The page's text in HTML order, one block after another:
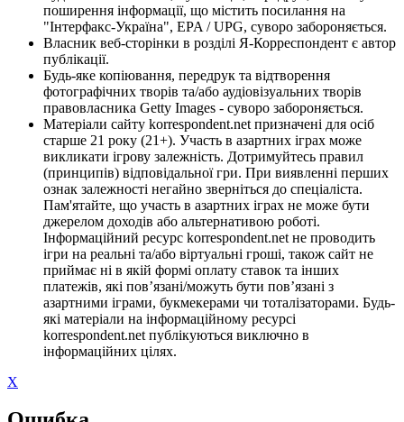
поширення інформації, що містить посилання на
"Інтерфакс-Україна", EPA / UPG, суворо забороняється.
Власник веб-сторінки в розділі Я-Корреспондент є автор
публікації.
Будь-яке копіювання, передрук та відтворення
фотографічних творів та/або аудіовізуальних творів
правовласника Getty Images - суворо забороняється.
Матеріали сайту korrespondent.net призначені для осіб
старше 21 року (21+). Участь в азартних іграх може
викликати ігрову залежність. Дотримуйтесь правил
(принципів) відповідальної гри. При виявленні перших
ознак залежності негайно зверніться до спеціаліста.
Пам'ятайте, що участь в азартних іграх не може бути
джерелом доходів або альтернативою роботі.
Інформаційний ресурс korrespondent.net не проводить
ігри на реальні та/або віртуальні гроші, також сайт не
приймає ні в якій формі оплату ставок та інших
платежів, які пов’язані/можуть бути пов’язані з
азартними іграми, букмекерами чи тоталізаторами. Будь-
які матеріали на інформаційному ресурсі
korrespondent.net публікуються виключно в
інформаційних цілях.
X